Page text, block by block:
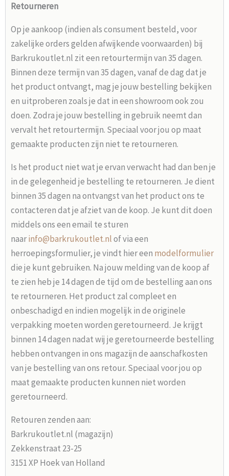
Retourneren
Op je aankoop (indien als consument besteld, voor
zakelijke orders gelden afwijkende voorwaarden) bij
Barkrukoutlet.nl zit een retourtermijn van 35 dagen.
Binnen deze termijn van 35 dagen, vanaf de dag dat je
het product ontvangt, mag je jouw bestelling bekijken
en uitproberen zoals je dat in een showroom ook zou
doen. Zodra je jouw bestelling in gebruik neemt dan
vervalt het retourtermijn. Speciaal voor jou op maat
gemaakte producten zijn niet te retourneren.
Is het product niet wat je ervan verwacht had dan ben je
in de gelegenheid je bestelling te retourneren. Je dient
binnen 35 dagen na ontvangst van het product ons te
contacteren dat je afziet van de koop. Je kunt dit doen
middels ons een email te sturen
naarinfo@barkrukoutlet.nlof via een
herroepingsformulier, je vindt hier een modelformulier
die je kunt gebruiken. Na jouw melding van de koop af
te zien heb je 14 dagen de tijd om de bestelling aan ons
te retourneren. Het product zal compleet en
onbeschadigd en indien mogelijk in de originele
verpakking moeten worden geretourneerd. Je krijgt
binnen 14 dagen nadat wij je geretourneerde bestelling
hebben ontvangen in ons magazijn de aanschafkosten
van je bestelling van ons retour. Speciaal voor jou op
maat gemaakte producten kunnen niet worden
geretourneerd.
Retouren zenden aan:
Barkrukoutlet.nl (magazijn)
Zekkenstraat 23-25
3151 XP Hoek van Holland